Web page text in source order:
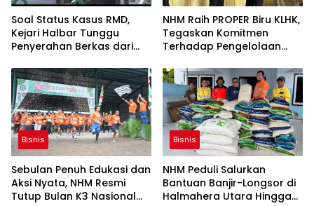
Soal Status Kasus RMD,
Kejari Halbar Tunggu
Penyerahan Berkas dari
NHM Raih PROPER Biru KLHK,
Tegaskan Komitmen
Terhadap Pengelolaan
Berkelanjutan
Bisnis
Sebulan Penuh Edukasi dan
Aksi Nyata, NHM Resmi
Tutup Bulan K3 Nasional
Bisnis
NHM Peduli Salurkan
Bantuan Banjir-Longsor di
Halmahera Utara Hingga